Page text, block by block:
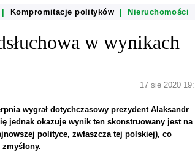
Kompromitacje polityków Nieruchomości
w wynikach
17 sie 2020
wygrał dotychczasowy prezydent Alaksandr
jednak okazuje wynik ten skonstruowany jest na
polityce, zwłaszcza tej polskiej), co
zmyślony.